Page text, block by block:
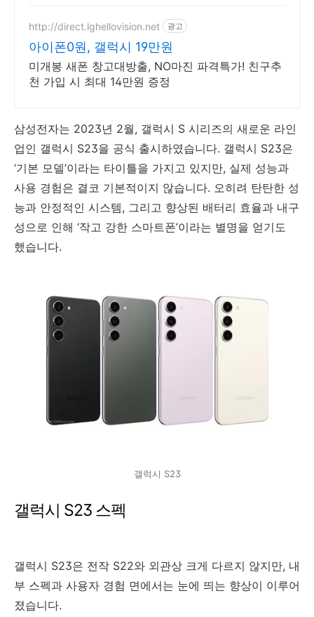
http://direct.lghellovision.net 광고
아이폰0원, 갤럭시 19만원
미개봉 새폰 창고대방출, NO마진 파격특가! 친구추
천 가입 시 최대 14만원 증정
삼성전자는 2023년 2월, 갤럭시 S 시리즈의 새로운 라인
업인 갤럭시 S23을 공식 출시하였습니다. 갤럭시 S23은
‘기본 모델’이라는 타이틀을 가지고 있지만, 실제 성능과
사용 경험은 결코 기본적이지 않습니다. 오히려 탄탄한 성
능과 안정적인 시스템, 그리고 향상된 배터리 효율과 내구
성으로 인해 ‘작고 강한 스마트폰’이라는 별명을 얻기도
했습니다.
갤럭시 S23
갤럭시 S23 스펙
갤럭시 S23은 전작 S22와 외관상 크게 다르지 않지만, 내
부 스펙과 사용자 경험 면에서는 눈에 띄는 향상이 이루어
졌습니다.